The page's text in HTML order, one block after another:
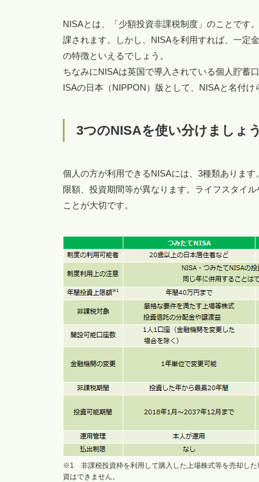
NISAとは、「少額投資非課税制度」のことです
課されます。しかし、NISAを利用すれば、一定
の特徴といえるでしょう。
ちなみにNISAは英国で導入されている個人貯蓄
ISAの日本（NIPPON）版として、NISAと名付け
3つのNISAを使い分けましょう
個人の方が利用できるNISAには、3種類ありま
限額、投資期間等が異なります。ライフスタイ
ことが大切です。
※1 非課税投資枠を利用して購入した上場株式等を売却した
資はできません。